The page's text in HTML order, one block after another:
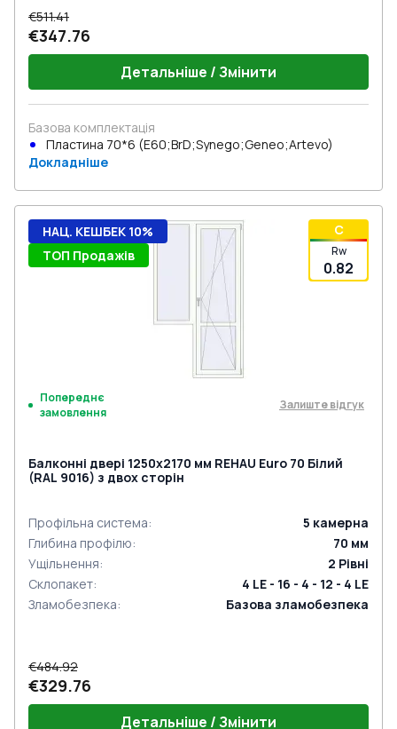
€511.41
€347.76
Детальніше / Змінити
Базова комплектація
Пластина 70*6 (E60;BrD;Synego;Geneo;Artevo)
Докладніше
C
Rw
0.82
НАЦ. КЕШБЕК 10%
ТОП Продажів
Попереднє
замовлення
Залиште відгук
Балконні двері 1250x2170 мм REHAU Euro 70 Білий
(RAL 9016) з двох сторін
Профільна система: 5 камерна
Глибина профілю: 70 мм
Ущільнення: 2 Рівні
Склопакет:
4 LE - 16 - 4 - 12 - 4 LE
Зламобезпека: Базова зламобезпека
€484.92
€329.76
Детальніше / Змінити